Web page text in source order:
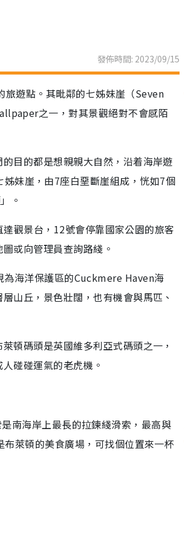
發佈時間: 2023/09/15
遊點。其毗鄰的七姊妹崖（Seven
之一，對其景觀絕對不會感陌
目的都是想親親大自然，沿着海岸遊
妹崖，由7座白堊斷崖組成，恍如7個
。
觀景台，12號會停靠國家公園的旅客
或向管理員查詢路綫。
海洋保護區的Cuckmere Haven海
山丘，景色壯闊，也有機會與馬匹、
頓碼頭是英國維多利亞式碼頭之一，
碰碰運氣的老虎機。
南海岸上最長的拉鍊綫滑索，最高與
萊頓的美食廣場，可找個位置來一杯